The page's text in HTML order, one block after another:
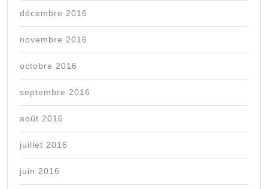
décembre 2016
novembre 2016
octobre 2016
septembre 2016
août 2016
juillet 2016
juin 2016